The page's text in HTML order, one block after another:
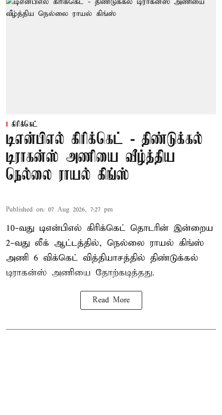
கிரிக்கெட்
டிஎன்பிஎல் கிரிக்கெட் - திண்டுக்கல்
டிராகன்ஸ் அணியை வீழ்த்திய
நெல்லை ராயல் கிங்ஸ்
Published on: 07 Aug 2026, 7:27 pm
10-வது டிஎன்பிஎல் கிரிக்கெட் தொடரின் இன்றைய
2-வது லீக் ஆட்டத்தில், நெல்லை ராயல் கிங்ஸ்
அணி 6 விக்கெட் வித்தியாசத்தில் திண்டுக்கல்
டிராகன்ஸ் அணியை தோற்கடித்தது.
Read More